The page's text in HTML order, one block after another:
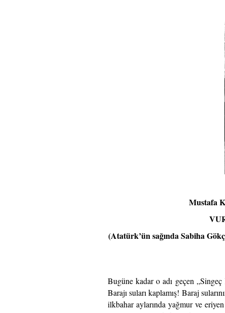
Mustafa
(Atatürk’ün sağında Sabiha
Bugüne kadar o adı geçen
Barajı suları kaplamış! Baraj
ilkbahar aylarında yağmur ve